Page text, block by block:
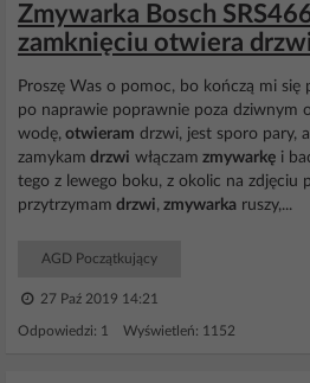
Zmywarka Bosch
zamknięciu otwiera
Proszę Was o pomoc, bo kończą mi się
po naprawie poprawnie poza dziwnym
wodę, otwieram drzwi, jest sporo pary,
zamykam drzwi włączam zmywarkę i
tego z lewego boku, z okolic na zdjęciu
przytrzymam drzwi, zmywarka ruszy,...
AGD Początkujący
27 Paź 2019 14:21
Odpowiedzi: 1 Wyświetleń: 1152